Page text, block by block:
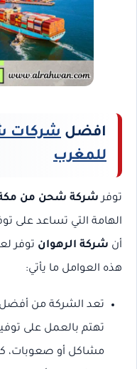
افضل شركات
للمغرب
توفر شركة شحن من مكة
الهامة التي تساعد على
أن شركة الرهوان توفر
هذه العوامل ما يأتي:
تعد الشركة من أفضل
تهتم بالعمل على
مشاكل أو صعوبات،